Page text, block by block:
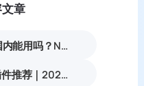
章
NanoBanana Pro国内能用吗？Nano banana使用教程
国内能用的 PS AI 插件推荐｜2026 4款AI插件最新实测